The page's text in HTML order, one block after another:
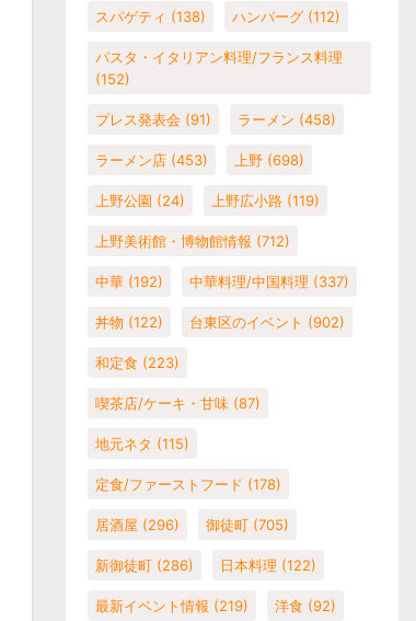
スパゲティ (138) ハンバーグ (112)
パスタ・イタリアン料理/フランス料理
(152)
プレス発表会 (91) ラーメン (458)
ラーメン店 (453) 上野 (698)
上野公園 (24) 上野広小路 (119)
上野美術館・博物館情報 (712)
中華 (192) 中華料理/中国料理 (337)
丼物 (122) 台東区のイベント (902)
和定食 (223)
喫茶店/ケーキ・甘味 (87)
地元ネタ (115)
定食/ファーストフード (178)
居酒屋 (296) 御徒町 (705)
新御徒町 (286) 日本料理 (122)
最新イベント情報 (219) 洋食 (92)